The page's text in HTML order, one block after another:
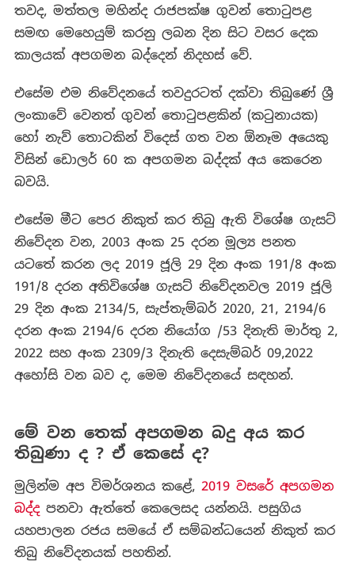
තවද, මත්තල මහින්ද රාජපක්ෂ ගුවන් තොටුපළ
සමඟ මෙහෙයුම් කරනු ලබන දින සිට වසර දෙක
කාලයක් අපගමන බද්දෙන් නිදහස් වේ.
එසේම එම නිවේදනයේ තවදුරටත් දක්වා තිබුණේ ශ්‍රී
ලංකාවේ වෙනත් ගුවන් තොටුපළකින් (කටුනායක)
හෝ නැව් තොටකින් විදෙස් ගත වන ඕනෑම අයෙකු
විසින් ඩොලර් 60 ක අපගමන බද්දක් අය කෙරෙන
බවයි.
එසේම මීට පෙර නිකුත් කර තිබු ඇති විශේෂ ගැසට්
නිවේදන වන, 2003 අංක 25 දරන මූල්‍ය පනත
යටතේ කරන ලද 2019 ජූලි 29 දින අංක 191/8 අංක
191/8 දරන අතිවිශේෂ ගැසට් නිවේදනවල 2019 ජූලි
29 දින අංක 2134/5, සැප්තැම්බර් 2020, 21, 2194/6
දරන අංක 2194/6 දරන නියෝග /53 දිනැති මාර්තු 2,
2022 සහ අංක 2309/3 දිනැති දෙසැම්බර් 09,2022
අහෝසි වන බව ද, මෙම නිවේදනයේ සඳහන්.
මේ වන තෙක් අපගමන බදු අය කර
තිබුණා ද ? ඒ කෙසේ ද?
මුලින්ම අප විමර්ශනය කළේ, 2019 වසරේ අපගමන
බද්දපනවා ඇත්තේ කෙලෙසද යන්නයි. පසුගිය
යහපාලන රජය සමයේ ඒ සම්බන්ධයෙන් නිකුත් කර
තිබු නිවේදනයක් පහතින්.